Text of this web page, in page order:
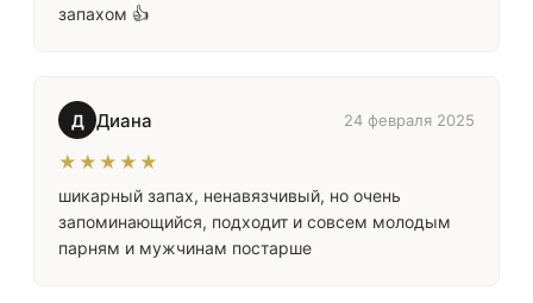
запахом 👍
Д Диана 24 февраля 2025
★★★★★
шикарный запах, ненавязчивый, но очень
запоминающийся, подходит и совсем молодым
парням и мужчинам постарше